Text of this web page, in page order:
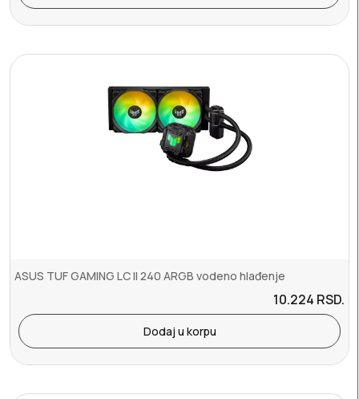
ASUS TUF GAMING LC II 240 ARGB vodeno hlađenje
10.224 RSD.
Dodaj u korpu